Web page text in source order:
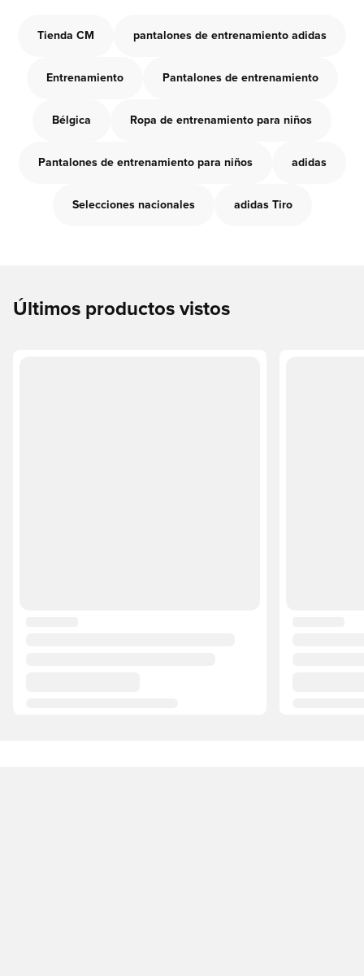
Tienda CM pantalones de entrenamiento adidas
Entrenamiento Pantalones de entrenamiento
Bélgica Ropa de entrenamiento para niños
Pantalones de entrenamiento para niños adidas
Selecciones nacionales adidas Tiro
Últimos productos vistos